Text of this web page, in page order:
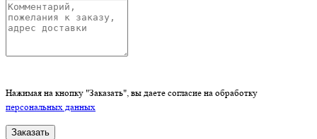
Нажимая на кнопку "Заказать", вы даете согласие на обработку
персональных данных
Заказать